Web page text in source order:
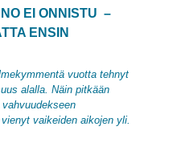
EI ONNISTU –
ENSIN
vuotta tehnyt
alalla. Näin pitkään
vienyt vaikeiden aikojen yli.